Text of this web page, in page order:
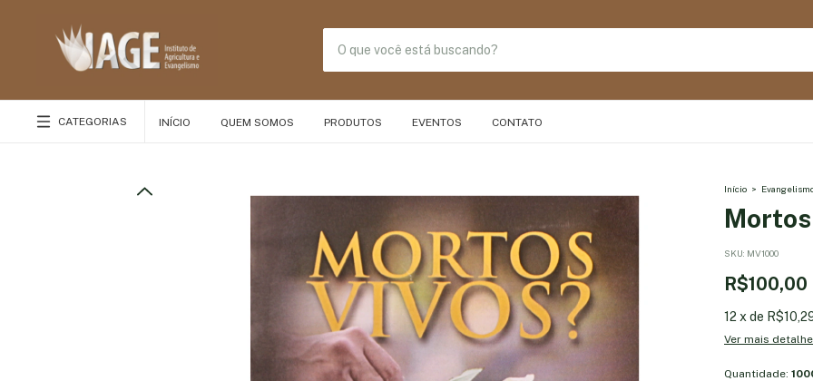
CATEGORIAS INÍCIO QUEM SOMOS PRODUTOS EVENTOS CONTATO
Início >
SKU: MV1000
R$100,00
12 x de
Ver mais
Quantidade: